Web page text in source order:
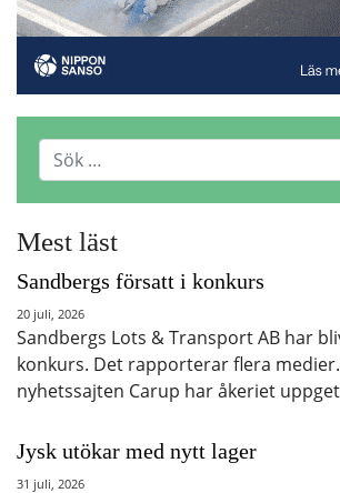
Mest läst
Sandbergs försatt i konkurs
20 juli, 2026
Sandbergs Lots & Transport AB har
konkurs. Det rapporterar flera
nyhetssajten Carup har åkeriet
Jysk utökar med nytt lager
31 juli, 2026